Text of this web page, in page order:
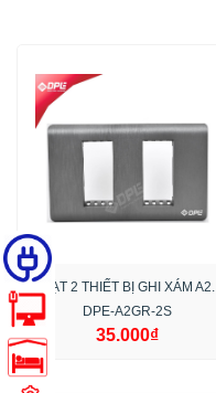
MẠT 2 THIẾT BỊ GHI XÁM A2.
DPE-A2GR-2S
35.000₫